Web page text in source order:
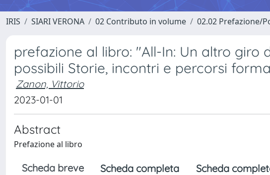
IRIS SIARI VERONA 02 Contributo in volume 02.02 Prefazione/
prefazione al libro: "All-In: Un altro giro
possibili Storie, incontri e percorsi
Zanon, Vittorio
2023-01-01
Abstract
Prefazione al libro
Scheda breve Scheda completa Scheda